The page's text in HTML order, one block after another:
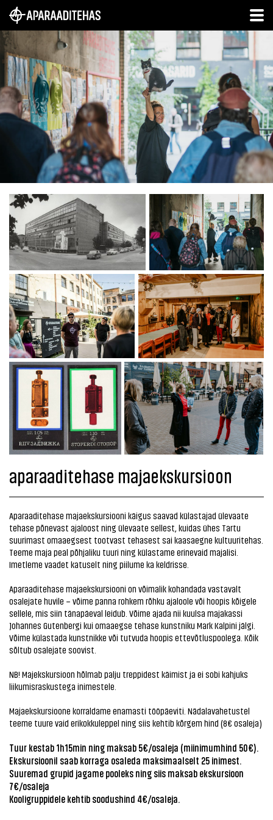
aparaaditehase majaekskursioon
Aparaaditehase majaekskursiooni käigus saavad külastajad ülevaate
tehase põnevast ajaloost ning ülevaate sellest, kuidas ühes Tartu
suurimast omaaegsest tootvast tehasest sai kaasaegne kultuuritehas.
Teeme maja peal põhjaliku tuuri ning külastame erinevaid majalisi.
Imetleme vaadet katuselt ning piilume ka keldrisse.
Aparaaditehase majaekskursiooni on võimalik kohandada vastavalt
osalejate huvile – võime panna rohkem rõhku ajaloole või hoopis kõigele
sellele, mis siin tänapäeval leidub. Võime ajada nii kuulsa majakassi
Johannes Gutenbergi kui omaaegse tehase kunstniku Mark Kalpini jälgi.
Võime külastada kunstnikke või tutvuda hoopis ettevõtluspoolega. Kõik
sõltub osalejate soovist.
NB! Majekskursioon hõlmab palju treppidest käimist ja ei sobi kahjuks
liikumisraskustega inimestele.
Majaekskursioone korraldame enamasti tööpäeviti. Nädalavahetustel
teeme tuure vaid erikokkuleppel ning siis kehtib kõrgem hind (8€ osaleja)
Tuur kestab 1h15min ning maksab 5€/osaleja (miinimumhind 50€).
Ekskursioonil saab korraga osaleda maksimaalselt 25 inimest.
Suuremad grupid jagame pooleks ning siis maksab ekskursioon
7€/osaleja
Kooligruppidele kehtib soodushind 4€/osaleja.